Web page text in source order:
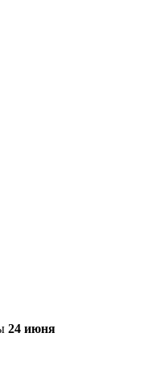
24 июня